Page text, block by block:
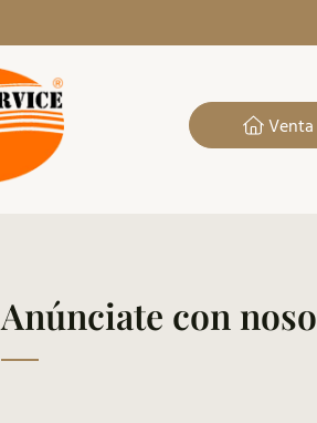
Venta
Anúnciate con